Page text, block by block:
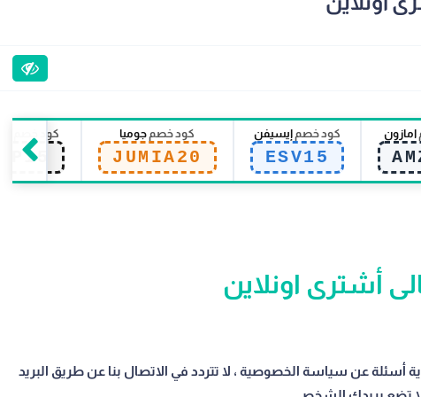
امازون كود خصم إيسيفن
ESV15
كود خصم جوميا
JUMIA20
كود خصم
أشترى اونلاين
أسئلة عن سياسة الخصوصية ، لا تتردد في الاتصال بنا عن طريق البريد